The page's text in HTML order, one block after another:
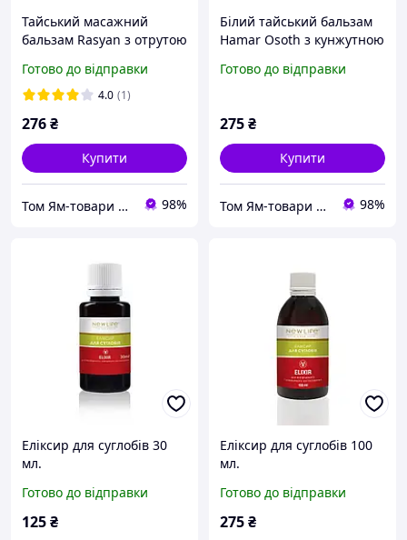
Тайський масажний
бальзам Rasyan з отрутою
Готово до відправки
4.0 (1)
276₴
Купити
Том Ям-товари з Таїланду,опт і роздріб 98%
Білий тайський бальзам
Hamar Osoth з кунжутною
Готово до відправки
275₴
Купити
Том Ям-товари з Таїланду,опт і роздріб 98%
Еліксир для суглобів 30
мл.
Готово до відправки
125₴
Еліксир для суглобів 100
мл.
Готово до відправки
275₴